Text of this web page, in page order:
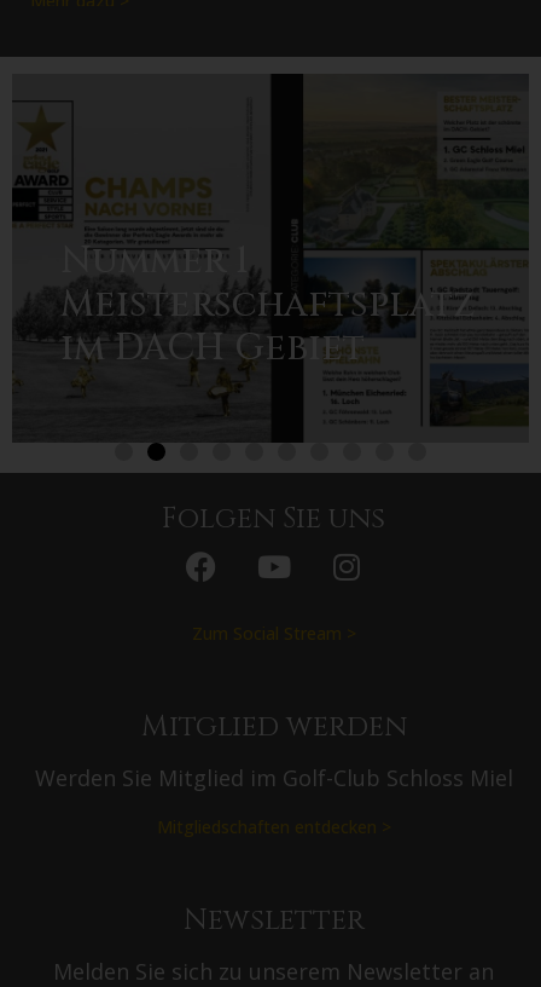
Baumaßnahme:
Bewässerung an
Grüns & Abschlägen!
Folgen Sie uns
Zum Social Stream >
Mitglied werden
Werden Sie Mitglied im Golf-Club Schloss Miel
Mitgliedschaften entdecken >
Newsletter
Melden Sie sich zu unserem Newsletter an